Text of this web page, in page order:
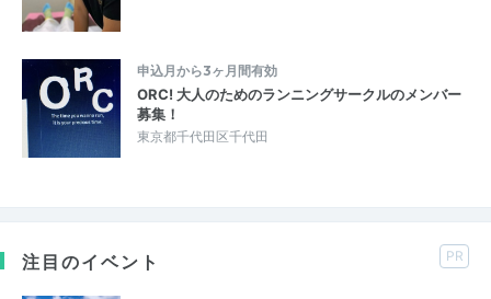
申込月から3ヶ月間有効
ORC! 大人のためのランニングサークルのメンバー
募集！
東京都千代田区千代田
注目のイベント PR